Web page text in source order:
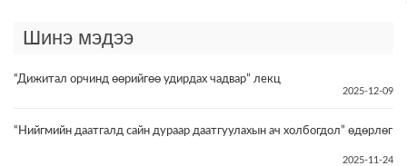
Шинэ мэдээ
“Дижитал орчинд өөрийгөө удирдах чадвар” лекц
2025-12-09
“Нийгмийн даатгалд сайн дураар даатгуулахын ач холбогдол” өдөрлөг
2025-11-24